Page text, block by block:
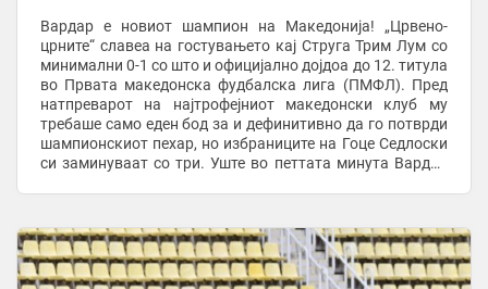
Вардар е новиот шампион на Македонија! „Црвено-
црните“ славеа на гостувањето кај Струга Трим Лум со
минимални 0-1 со што и официјално дојдоа до 12. титула
во Првата македонска фудбалска лига (ПМФЛ). Пред
натпреварот на најтрофејниот македонски клуб му
требаше само еден бод за и дефинитивно да го потврди
шампионскиот пехар, но избраниците на Гоце Седлоски
си заминуваат со три. Уште во петтата минута Вардар